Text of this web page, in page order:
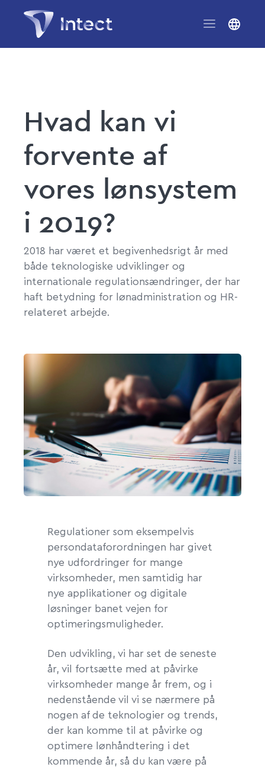
Hvad kan vi
forvente af
vores lønsystem
i 2019?
2018 har været et begivenhedsrigt år med
både teknologiske udviklinger og
internationale regulationsændringer, der har
haft betydning for lønadministration og HR-
relateret arbejde.
Regulationer som eksempelvis
persondataforordningen har givet
nye udfordringer for mange
virksomheder, men samtidig har
nye applikationer og digitale
løsninger banet vejen for
optimeringsmuligheder.
Den udvikling, vi har set de seneste
år, vil fortsætte med at påvirke
virksomheder mange år frem, og i
nedenstående vil vi se nærmere på
nogen af de teknologier og trends,
der kan komme til at påvirke og
optimere lønhåndtering i det
kommende år, så du kan være på